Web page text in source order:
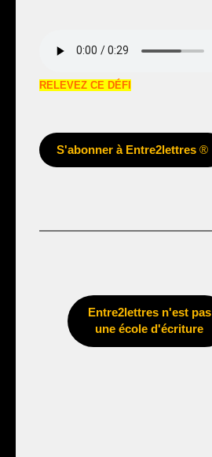
RELEVEZ CE DÉFI
S'abonner à Entre2lettres®
Entre2lettres n'est pas
une école d'écriture